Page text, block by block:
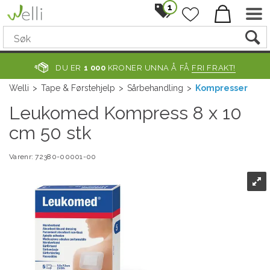
1
DU ER 1 000 KRONER UNNA Å FÅ FRI FRAKT!
Welli>Tape & Førstehjelp>Sårbehandling> Kompresser
Leukomed Kompress 8 x 10
cm 50 stk
Varenr:72380-00001-00